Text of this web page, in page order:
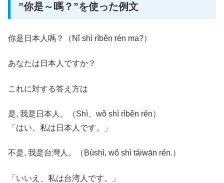
”你是～嗎？”を使った例文
你是日本人嗎？（Nǐ shì rìběn rén ma?）
あなたは日本人ですか？
これに対する答え方は
是, 我是日本人。（Shì、wǒ shì rìběn rén）
「はい、私は日本人です。」
不是, 我是台灣人。（Bùshì, wǒ shì táiwān rén.）
「いいえ、私は台湾人です。」